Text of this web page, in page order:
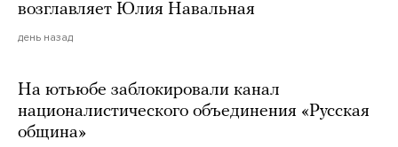
возглавляет Юлия Навальная
день назад
На ютьюбе заблокировали канал
националистического объединения «Русская
община»